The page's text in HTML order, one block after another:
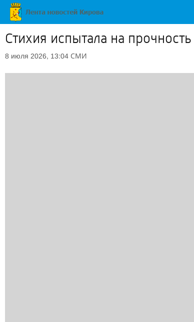
Стихия испытала на
8 июля 2026, 13:04 СМИ